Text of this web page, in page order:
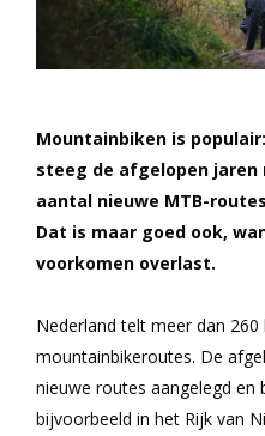
Mountainbiken is
steeg de afgelopen jaren
aantal nieuwe MTB-
Dat is maar goed ook,
voorkomen overlast.
Nederland telt meer dan 260
mountainbikeroutes. De
nieuwe routes aangelegd en
bijvoorbeeld in het Rijk van